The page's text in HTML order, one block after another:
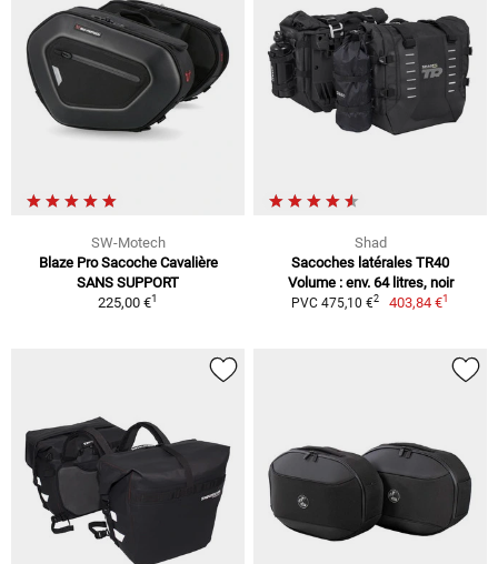
SW-Motech
Blaze Pro Sacoche Cavalière
SANS SUPPORT
225,00 €1
Shad
Sacoches latérales TR40
Volume : env. 64 litres, noir
PVC 475,10 €2 403,84 €1